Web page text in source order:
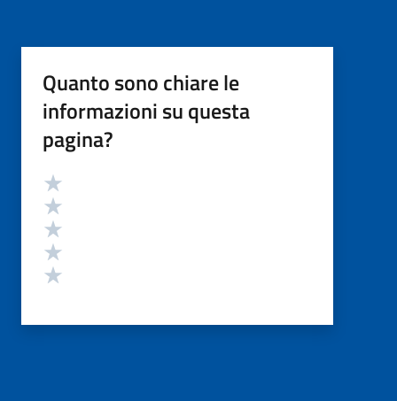
Quanto sono chiare le
informazioni su questa
pagina?
Valutazione